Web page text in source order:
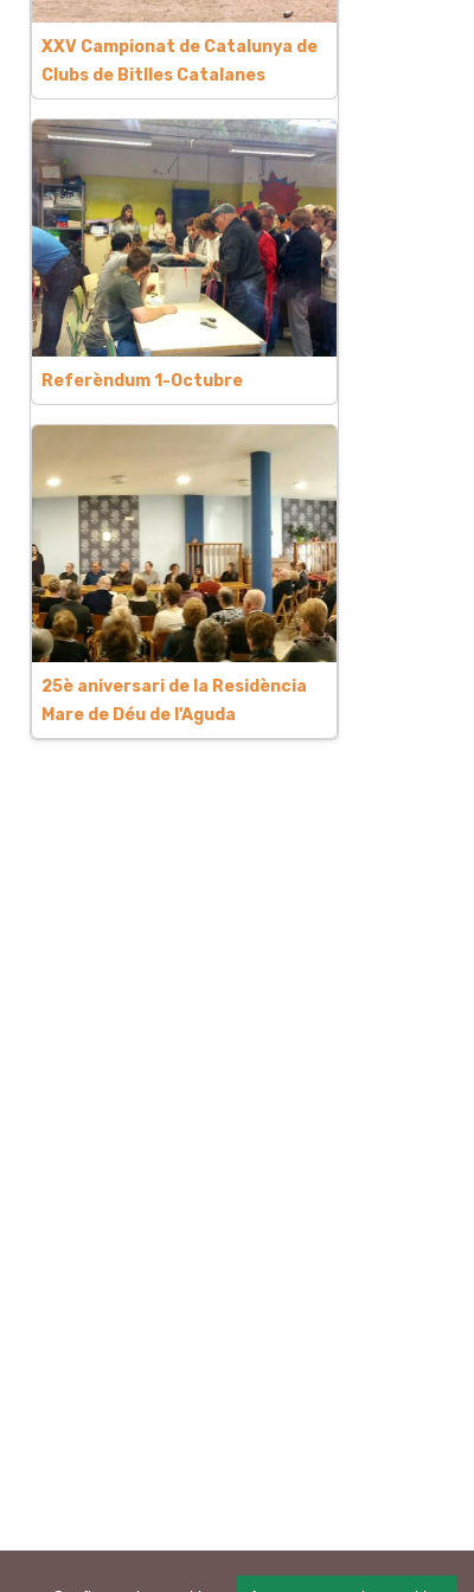
XXV Campionat de Catalunya de
Clubs de Bitlles Catalanes
Referèndum 1-Octubre
25è aniversari de la Residència
Mare de Déu de l'Aguda